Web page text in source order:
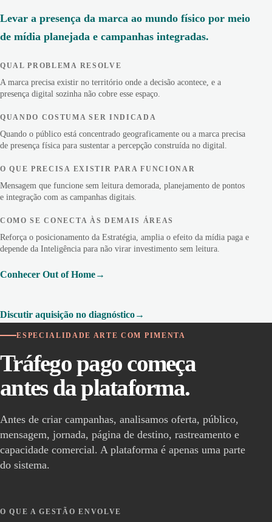
Levar a presença da marca ao mundo físico por meio
de mídia planejada e campanhas integradas.
QUAL PROBLEMA RESOLVE
A marca precisa existir no território onde a decisão acontece, e a
presença digital sozinha não cobre esse espaço.
QUANDO COSTUMA SER INDICADA
Quando o público está concentrado geograficamente ou a marca precisa
de presença física para sustentar a percepção construída no digital.
O QUE PRECISA EXISTIR PARA FUNCIONAR
Mensagem que funcione sem leitura demorada, planejamento de pontos
e integração com as campanhas digitais.
COMO SE CONECTA ÀS DEMAIS ÁREAS
Reforça o posicionamento da Estratégia, amplia o efeito da mídia paga e
depende da Inteligência para não virar investimento sem leitura.
Conhecer Out of Home
Discutir aquisição no diagnóstico
ESPECIALIDADE ARTE COM PIMENTA
Tráfego pago começa
antes da plataforma.
Antes de criar campanhas, analisamos oferta, público,
mensagem, jornada, página de destino, rastreamento e
capacidade comercial. A plataforma é apenas uma parte
do sistema.
O QUE A GESTÃO ENVOLVE